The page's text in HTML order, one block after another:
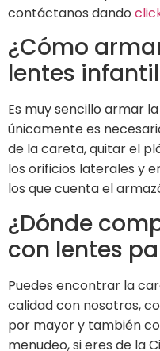
contáctanos dando
¿Cómo
lentes
Es muy sencillo armar
únicamente es
de la careta, quitar el
los orificios laterales y
los que cuenta el
¿Dónde
con lentes
Puedes encontrar la
calidad con nosotros,
por mayor y también
menudeo, si eres de la